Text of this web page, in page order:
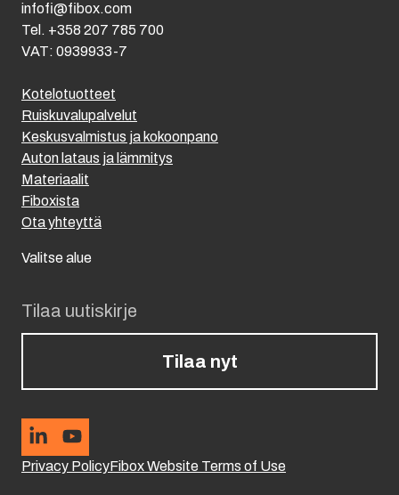
Tilaa uutiskirje
Tilaa nyt
Privacy PolicyFibox Website Terms of Use
Kotelotuotteet
Ruiskuvalupalvelut
Keskusvalmistus ja kokoonpano
Auton lataus ja lämmitys
Materiaalit
Fiboxista
Ota yhteyttä
Valitse alue
infofi@fibox.com
Tel. +358 207 785 700
VAT: 0939933-7